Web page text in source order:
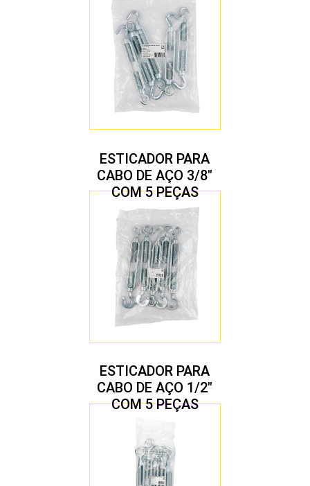
ESTICADOR PARA
CABO DE AÇO 3/8″
COM 5 PEÇAS
ESTICADOR PARA
CABO DE AÇO 1/2″
COM 5 PEÇAS